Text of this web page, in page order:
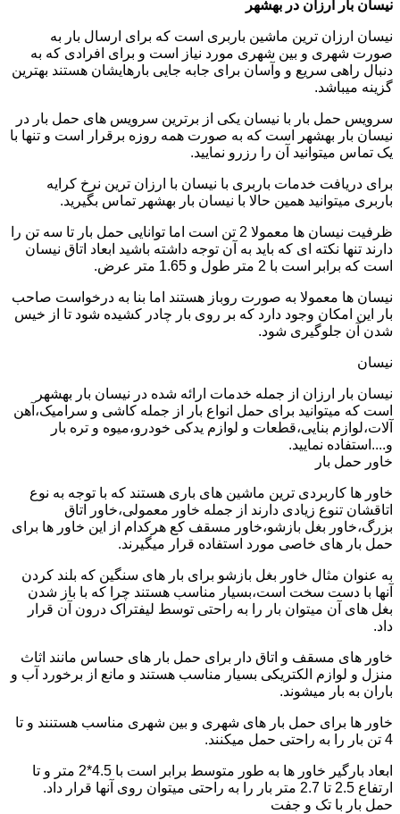
نیسان بار ارزان در بهشهر
نیسان ارزان ترین ماشین باربری است که برای ارسال بار به
صورت شهری و بین شهری مورد نیاز است و برای افرادی که به
دنبال راهی سریع و وآسان برای جابه جایی بارهایشان هستند بهترین
گزینه میباشد.
سرویس حمل بار با نیسان یکی از برترین سرویس های حمل بار در
نیسان بار بهشهر است که به صورت همه روزه برقرار است و تنها با
یک تماس میتوانید آن را رزرو نمایید.
برای دریافت خدمات باربری با نیسان با ارزان ترین نرخ کرایه
باربری میتوانید همین حالا با نیسان بار بهشهر تماس بگیرید.
ظرفیت نیسان ها معمولا 2 تن است اما توانایی حمل بار تا سه تن را
دارند تنها نکته ای که باید به آن توجه داشته باشید ابعاد اتاق نیسان
است که برابر است با 2 متر طول و 1.65 متر عرض.
نیسان ها معمولا به صورت روباز هستند اما بنا به درخواست صاحب
بار این امکان وجود دارد که بر روی بار چادر کشیده شود تا از خیس
شدن آن جلوگیری شود.
نیسان
نیسان بار ارزان از جمله خدمات ارائه شده در نیسان بار بهشهر
است که میتوانید برای حمل انواع بار از جمله کاشی و سرامیک،آهن
آلات،لوازم بنایی،قطعات و لوازم یدکی خودرو،میوه و تره بار
و....استفاده نمایید.
خاور حمل بار
خاور ها کاربردی ترین ماشین های باری هستند که با توجه به نوع
اتاقشان تنوع زیادی دارند از جمله خاور معمولی،خاور اتاق
بزرگ،خاور بغل بازشو،خاور مسقف کع هرکدام از این خاور ها برای
حمل بار های خاصی مورد استفاده قرار میگیرند.
به عنوان مثال خاور بغل بازشو برای بار های سنگین که بلند کردن
آنها با دست سخت است،بسیار مناسب هستند چرا که با باز شدن
بغل های آن میتوان بار را به راحتی توسط لیفتراک درون آن قرار
داد.
خاور های مسقف و اتاق دار برای حمل بار های حساس مانند اثاث
منزل و لوازم الکتریکی بسیار مناسب هستند و مانع از برخورد آب و
باران به بار میشوند.
خاور ها برای حمل بار های شهری و بین شهری مناسب هستنند و تا
4 تن بار را به راحتی حمل میکنند.
ابعاد بارگیر خاور ها به طور متوسط برابر است با 4.5*2 متر و تا
ارتفاع 2.5 تا 2.7 متر بار را به راحتی میتوان روی آنها قرار داد.
حمل بار با تک و جفت